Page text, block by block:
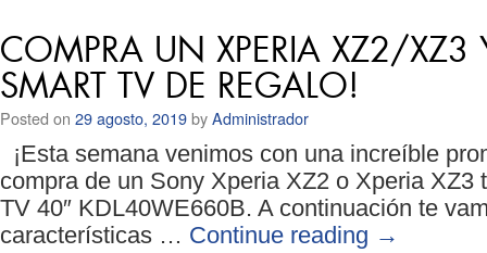
COMPRA UN XPERIA XZ2/XZ3
SMART TV DE REGALO!
Posted on 29 agosto, 2019byAdministrador
¡Esta semana venimos con una increíble
compra de un Sony Xperia XZ2 o Xperia XZ3
TV 40″ KDL40WE660B. A continuación te
características … Continue reading →